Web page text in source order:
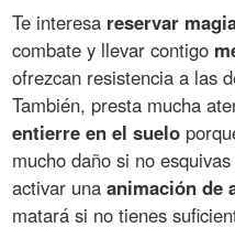
Te interesa reservar
combate y llevar contigo
ofrezcan resistencia a las
También, presta mucha
entierre en el suelo
mucho daño si no
activar unaanimación de
matará si no tienes